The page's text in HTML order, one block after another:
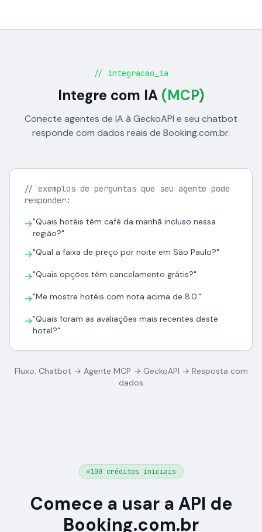
// integracao_ia
Integre com IA (MCP)
Conecte agentes de IA à GeckoAPI e seu chatbot
responde com dados reais de Booking.com.br.
// exemplos de perguntas que seu agente pode
responder:
→"Quais hotéis têm café da manhã incluso nessa
região?"
→"Qual a faixa de preço por noite em São Paulo?"
→"Quais opções têm cancelamento grátis?"
→"Me mostre hotéis com nota acima de 8.0."
→"Quais foram as avaliações mais recentes deste
hotel?"
Fluxo: Chatbot → Agente MCP → GeckoAPI → Resposta com
dados
100 créditos iniciais
Comece a usar a API de
Booking.com.br